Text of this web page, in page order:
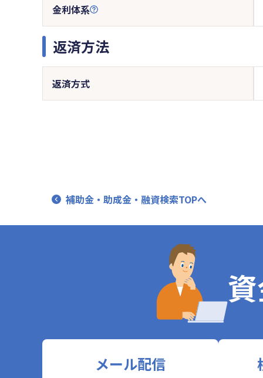
金利体系
返済方法
返済方式
補助金・助成金・融資検索TOPへ
メール配信